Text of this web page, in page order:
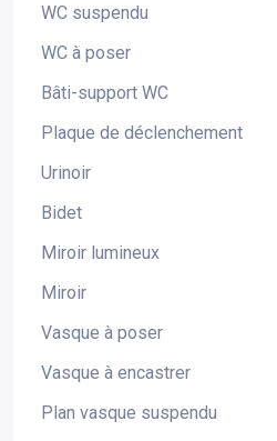
WC suspendu
WC à poser
Bâti-support WC
Plaque de déclenchement
Urinoir
Bidet
Miroir lumineux
Miroir
Vasque à poser
Vasque à encastrer
Plan vasque suspendu